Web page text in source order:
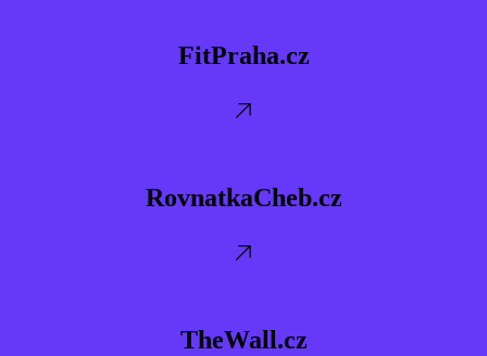
FitPraha.cz
RovnatkaCheb.cz
TheWall.cz